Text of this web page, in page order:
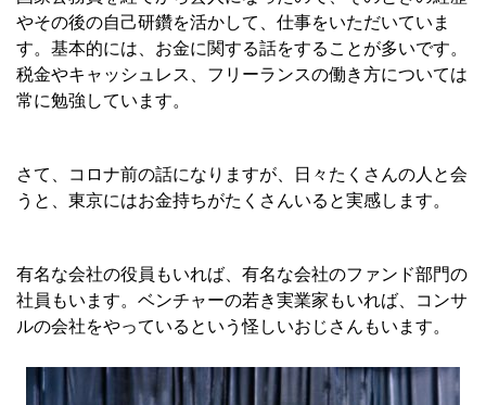
やその後の自己研鑽を活かして、仕事をいただいていま
す。基本的には、お金に関する話をすることが多いです。
税金やキャッシュレス、フリーランスの働き方については
常に勉強しています。
さて、コロナ前の話になりますが、日々たくさんの人と会
うと、東京にはお金持ちがたくさんいると実感します。
有名な会社の役員もいれば、有名な会社のファンド部門の
社員もいます。ベンチャーの若き実業家もいれば、コンサ
ルの会社をやっているという怪しいおじさんもいます。